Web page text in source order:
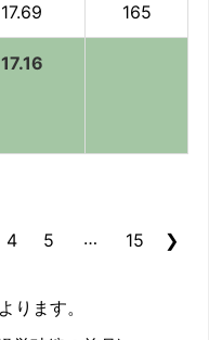
17.69 165
17.16
4 5 … 15 ❯
ります。